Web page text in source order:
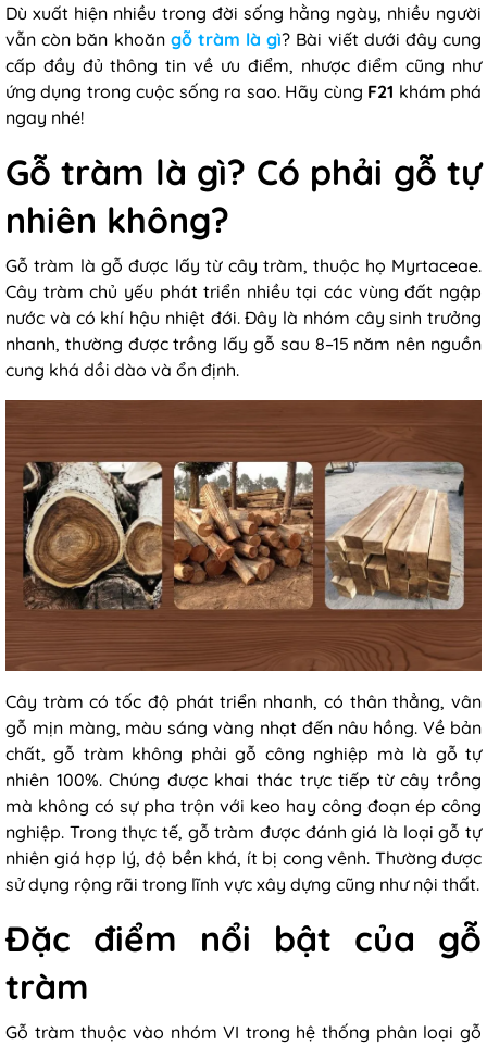
Dù xuất hiện nhiều trong đời sống hằng ngày, nhiều người
vẫn còn băn khoăn gỗ tràm là gì? Bài viết dưới đây cung
cấp đầy đủ thông tin về ưu điểm, nhược điểm cũng như
ứng dụng trong cuộc sống ra sao. Hãy cùng F21 khám phá
ngay nhé!
Gỗ tràm là gì? Có phải gỗ tự
nhiên không?
Gỗ tràm là gỗ được lấy từ cây tràm, thuộc họ Myrtaceae.
Cây tràm chủ yếu phát triển nhiều tại các vùng đất ngập
nước và có khí hậu nhiệt đới. Đây là nhóm cây sinh trưởng
nhanh, thường được trồng lấy gỗ sau 8–15 năm nên nguồn
cung khá dồi dào và ổn định.
Cây tràm có tốc độ phát triển nhanh, có thân thẳng, vân
gỗ mịn màng, màu sáng vàng nhạt đến nâu hồng. Về bản
chất, gỗ tràm không phải gỗ công nghiệp mà là gỗ tự
nhiên 100%. Chúng được khai thác trực tiếp từ cây trồng
mà không có sự pha trộn với keo hay công đoạn ép công
nghiệp. Trong thực tế, gỗ tràm được đánh giá là loại gỗ tự
nhiên giá hợp lý, độ bền khá, ít bị cong vênh. Thường được
sử dụng rộng rãi trong lĩnh vực xây dựng cũng như nội thất.
Đặc điểm nổi bật của gỗ
tràm
Gỗ tràm thuộc vào nhóm VI trong hệ thống phân loại gỗ